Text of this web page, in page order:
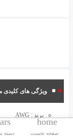
home
صفحه نخست دسته
ویژگی های
برند : AWG
ساخت : آلمان